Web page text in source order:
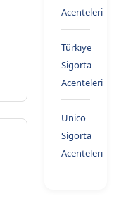
Acenteleri
Türkiye
Sigorta
Acenteleri
Unico
Sigorta
Acenteleri